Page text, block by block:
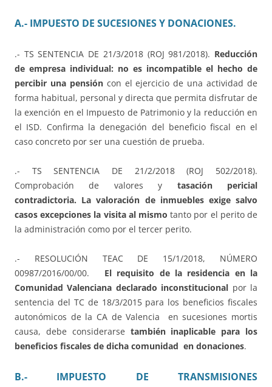
A.- IMPUESTO DE SUCESIONES Y DONACIONES.
.- TS SENTENCIA DE 21/3/2018 (ROJ 981/2018). Reducción
de empresa individual: no es incompatible el hecho de
percibir una pensióncon el ejercicio de una actividad de
forma habitual, personal y directa que permita disfrutar de
la exención en el Impuesto de Patrimonio y la reducción en
el ISD. Confirma la denegación del beneficio fiscal en el
caso concreto por ser una cuestión de prueba.
.- TS SENTENCIA DE 21/2/2018 (ROJ 502/2018).
Comprobación de valores y tasación pericial
contradictoria. La valoración de inmuebles exige salvo
casos excepciones la visita al mismo tanto por el perito de
la administración como por el tercer perito.
.- RESOLUCIÓN TEAC DE 15/1/2018, NÚMERO
00987/2016/00/00. El requisito de la residencia en la
Comunidad Valenciana declarado inconstitucional por la
sentencia del TC de 18/3/2015 para los beneficios fiscales
autonómicos de la CA de Valencia en sucesiones mortis
causa, debe considerarse también inaplicable para los
beneficios fiscales de dicha comunidad en donaciones.
B.- IMPUESTO DE TRANSMISIONES